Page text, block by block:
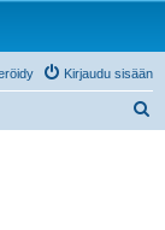
Kirjaudu sisään